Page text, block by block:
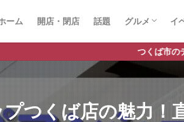
ーム 開店・閉店 話題 グルメ
ラーメン
ランチ
カフェ
パスタ
イ
つくば市のデイリーランキング
つくば店の魅力！